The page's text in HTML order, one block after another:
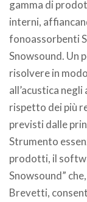
gamma di
interni,
fonoassorbenti
Snowsound. Un
risolvere in
all’acustica
rispetto dei più
previsti dalle
Strumento
prodotti, il
Snowsound”
Brevetti,